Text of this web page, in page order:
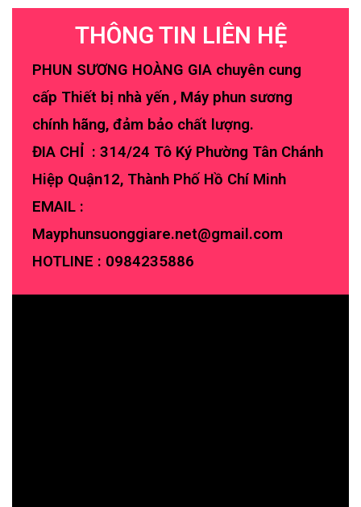
THÔNG TIN LIÊN HỆ
PHUN SƯƠNG HOÀNG GIA chuyên cung
cấp Thiết bị nhà yến , Máy phun sương
chính hãng, đảm bảo chất lượng.
ĐIA CHỈ : 314/24 Tô Ký Phường Tân Chánh
Hiệp Quận12, Thành Phố Hồ Chí Minh
EMAIL :
Mayphunsuonggiare.net@gmail.com
HOTLINE : 0984235886